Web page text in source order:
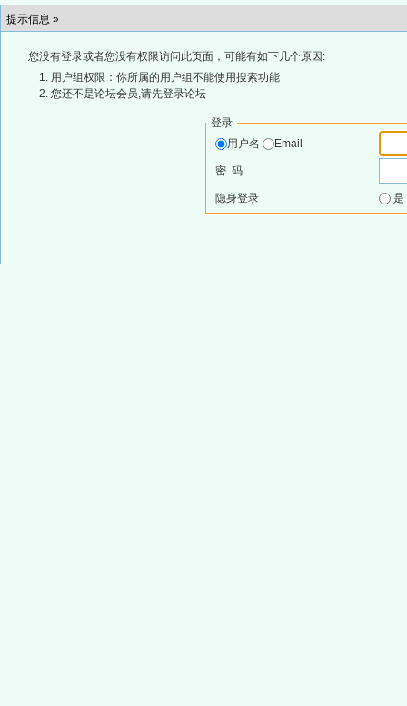
提示信息 »
您没有登录或者您没有权限访问此页面，可能有如下几个原因:
用户组权限：你所属的用户组不能使用搜索功能
您还不是论坛会员,请先登录论坛
登录
用户名
Email
密 码
隐身登录